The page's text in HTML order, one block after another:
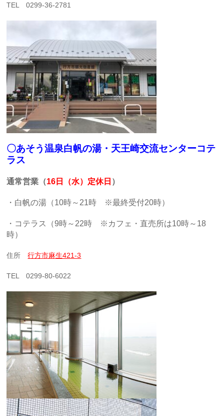
TEL 0299-36-2781
〇あそう温泉白帆の湯・天王崎交流センターコテ
ラス
通常営業（16日（水）定休日 ）
・白帆の湯（10時～21時 ※最終受付20時）
・コテラス（9時～22時 ※カフェ・直売所は10時～18
時）
住所行方市麻生421-3
TEL 0299-80-6022